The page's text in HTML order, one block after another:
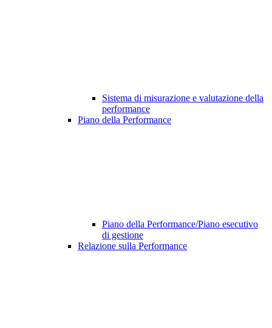
Sistema di misurazione e valutazione della
performance
Piano della Performance
Piano della Performance/Piano esecutivo
di gestione
Relazione sulla Performance